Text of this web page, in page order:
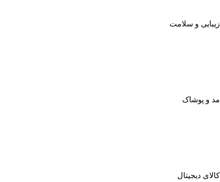
زیبایی و سلامت
مد و پوشاک
کالای دیجیتال